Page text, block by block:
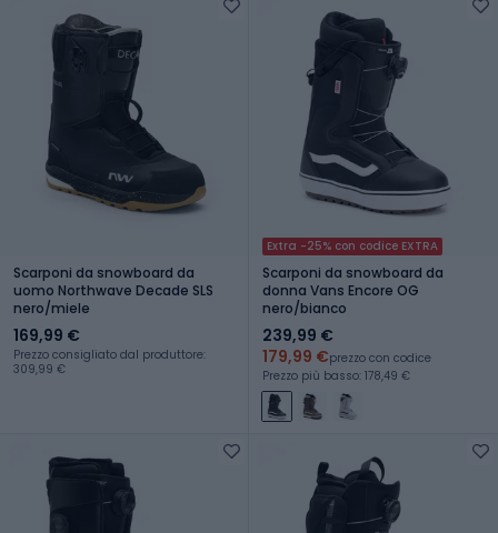
Scarponi da snowboard da
uomo Northwave Decade SLS
nero/miele
169,99 €
Prezzo consigliato dal produttore:
309,99 €
Extra -25% con codice EXTRA
Scarponi da snowboard da
donna Vans Encore OG
nero/bianco
239,99 €
179,99 €prezzo con codice
Prezzo più basso: 178,49 €